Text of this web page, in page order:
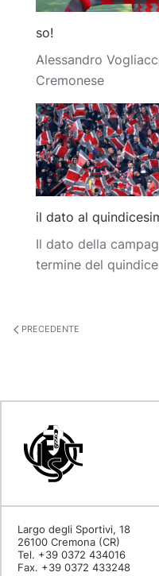
so!
Alessandro
Cremonese
il dato al
Il dato della
termine del
PRECEDENTE
Largo degli Sportivi, 18
26100 Cremona (CR)
Tel. +39 0372 434016
Fax. +39 0372 433248